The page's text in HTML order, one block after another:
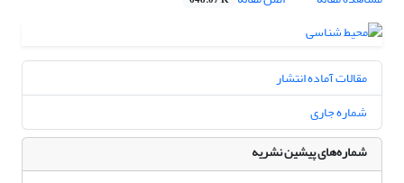
مقالات آماده انتشار
شماره جاری
شماره‌های پیشین نشریه